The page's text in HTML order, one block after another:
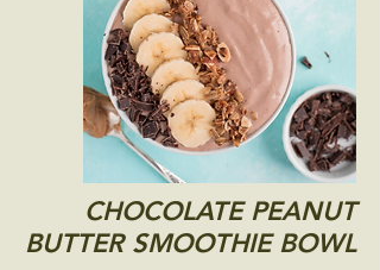
CHOCOLATE PEANUT
BUTTER SMOOTHIE BOWL